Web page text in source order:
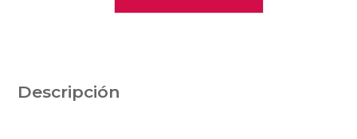
cantidad
Descripción